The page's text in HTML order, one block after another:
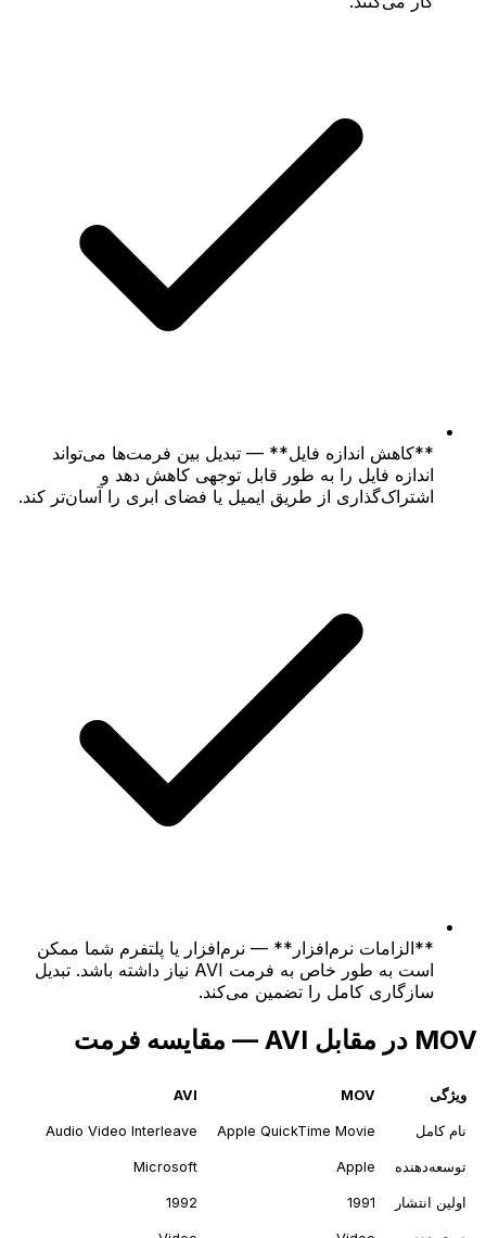
**کاهش اندازه فایل** — تبدیل بین فرمت‌ها می‌تواند
اندازه فایل را به طور قابل توجهی کاهش دهد و
اشتراک‌گذاری از طریق ایمیل یا فضای ابری را آسان‌تر کند.
**الزامات نرم‌افزار** — نرم‌افزار یا پلتفرم شما ممکن
است به طور خاص به فرمت AVI نیاز داشته باشد. تبدیل
سازگاری کامل را تضمین می‌کند.
MOV در مقابل AVI — مقایسه فرمت
ویژگی MOV
AVI
نام کامل Apple QuickTime Movie
Audio Video Interleave
توسعه‌دهنده Apple
Microsoft
اولین انتشار 1991
1992